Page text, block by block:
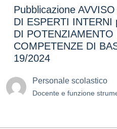
Pubblicazione
DI ESPERTI INTERNI
DI POTENZIAMENTO
COMPETENZE DI
19/2024
Personale scolastico
Docente e funzione